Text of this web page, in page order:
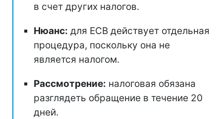
в счет других налогов.
Нюанс: для ЕСВ действует отдельная
процедура, поскольку она не
является налогом.
Рассмотрение: налоговая обязана
разглядеть обращение в течение 20
дней.